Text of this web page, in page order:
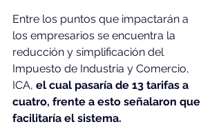
Entre los puntos que impactarán a
los empresarios se encuentra la
reducción y simplificación del
Impuesto de Industria y Comercio,
ICA, el cual pasaría de 13 tarifas a
cuatro, frente a esto señalaron que
facilitaría el sistema.